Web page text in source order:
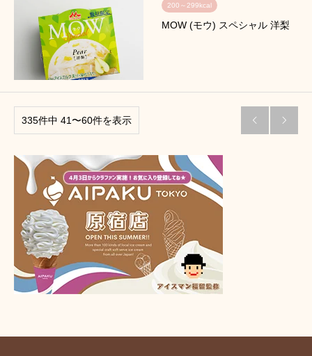
200～299kcal
MOW (モウ) スペシャル 洋梨
335件中 41〜60件を表示  